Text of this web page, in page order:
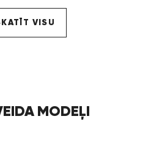
VISU
MODEĻI